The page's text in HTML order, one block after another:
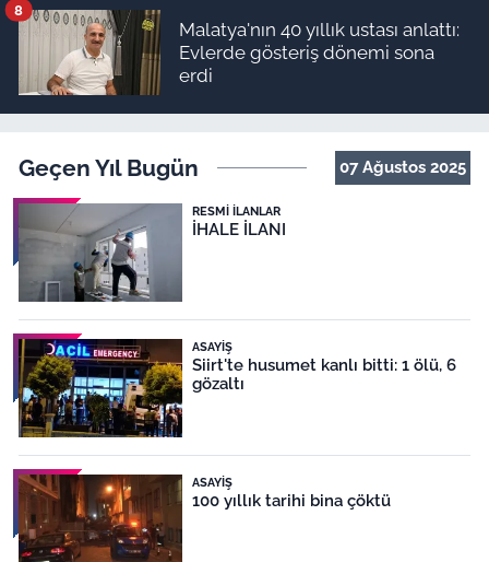
Malatya'nın 40 yıllık ustası anlattı:
Evlerde gösteriş dönemi sona
erdi
8
Geçen Yıl Bugün 07 Ağustos 2025
RESMI İLANLAR
İHALE İLANI
ASAYIŞ
Siirt'te husumet kanlı bitti: 1 ölü, 6
gözaltı
ASAYIŞ
100 yıllık tarihi bina çöktü